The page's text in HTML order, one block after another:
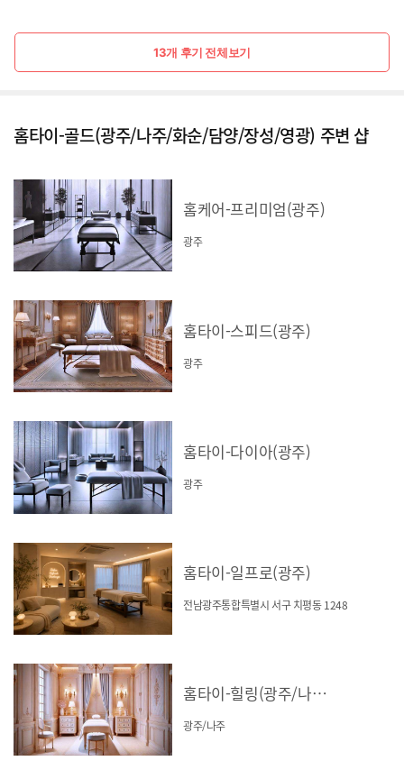
13개 후기 전체보기
홈타이-골드(광주/나주/화순/담양/장성/영광) 주변 샵
홈케어-프리미엄(광주)
광주
홈타이-스피드(광주)
광주
홈타이-다이아(광주)
광주
홈타이-일프로(광주)
전남광주통합특별시 서구 치평동 1248
홈타이-힐링(광주/나주)
광주/나주